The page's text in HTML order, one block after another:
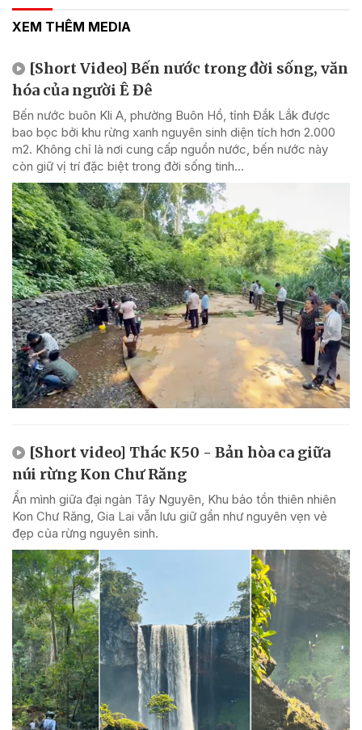
XEM THÊM MEDIA
[Short Video] Bến nước trong đời sống, văn
hóa của người Ê Đê
Bến nước buôn Kli A, phường Buôn Hồ, tỉnh Đắk Lắk được
bao bọc bởi khu rừng xanh nguyên sinh diện tích hơn 2.000
m2. Không chỉ là nơi cung cấp nguồn nước, bến nước này
còn giữ vị trí đặc biệt trong đời sống tinh...
[Short video] Thác K50 - Bản hòa ca giữa
núi rừng Kon Chư Răng
Ẩn mình giữa đại ngàn Tây Nguyên, Khu bảo tồn thiên nhiên
Kon Chư Răng, Gia Lai vẫn lưu giữ gần như nguyên vẹn vẻ
đẹp của rừng nguyên sinh.